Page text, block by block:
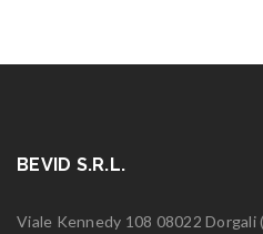
BEVID S.R.L.
Viale Kennedy 108 08022 Dorgali